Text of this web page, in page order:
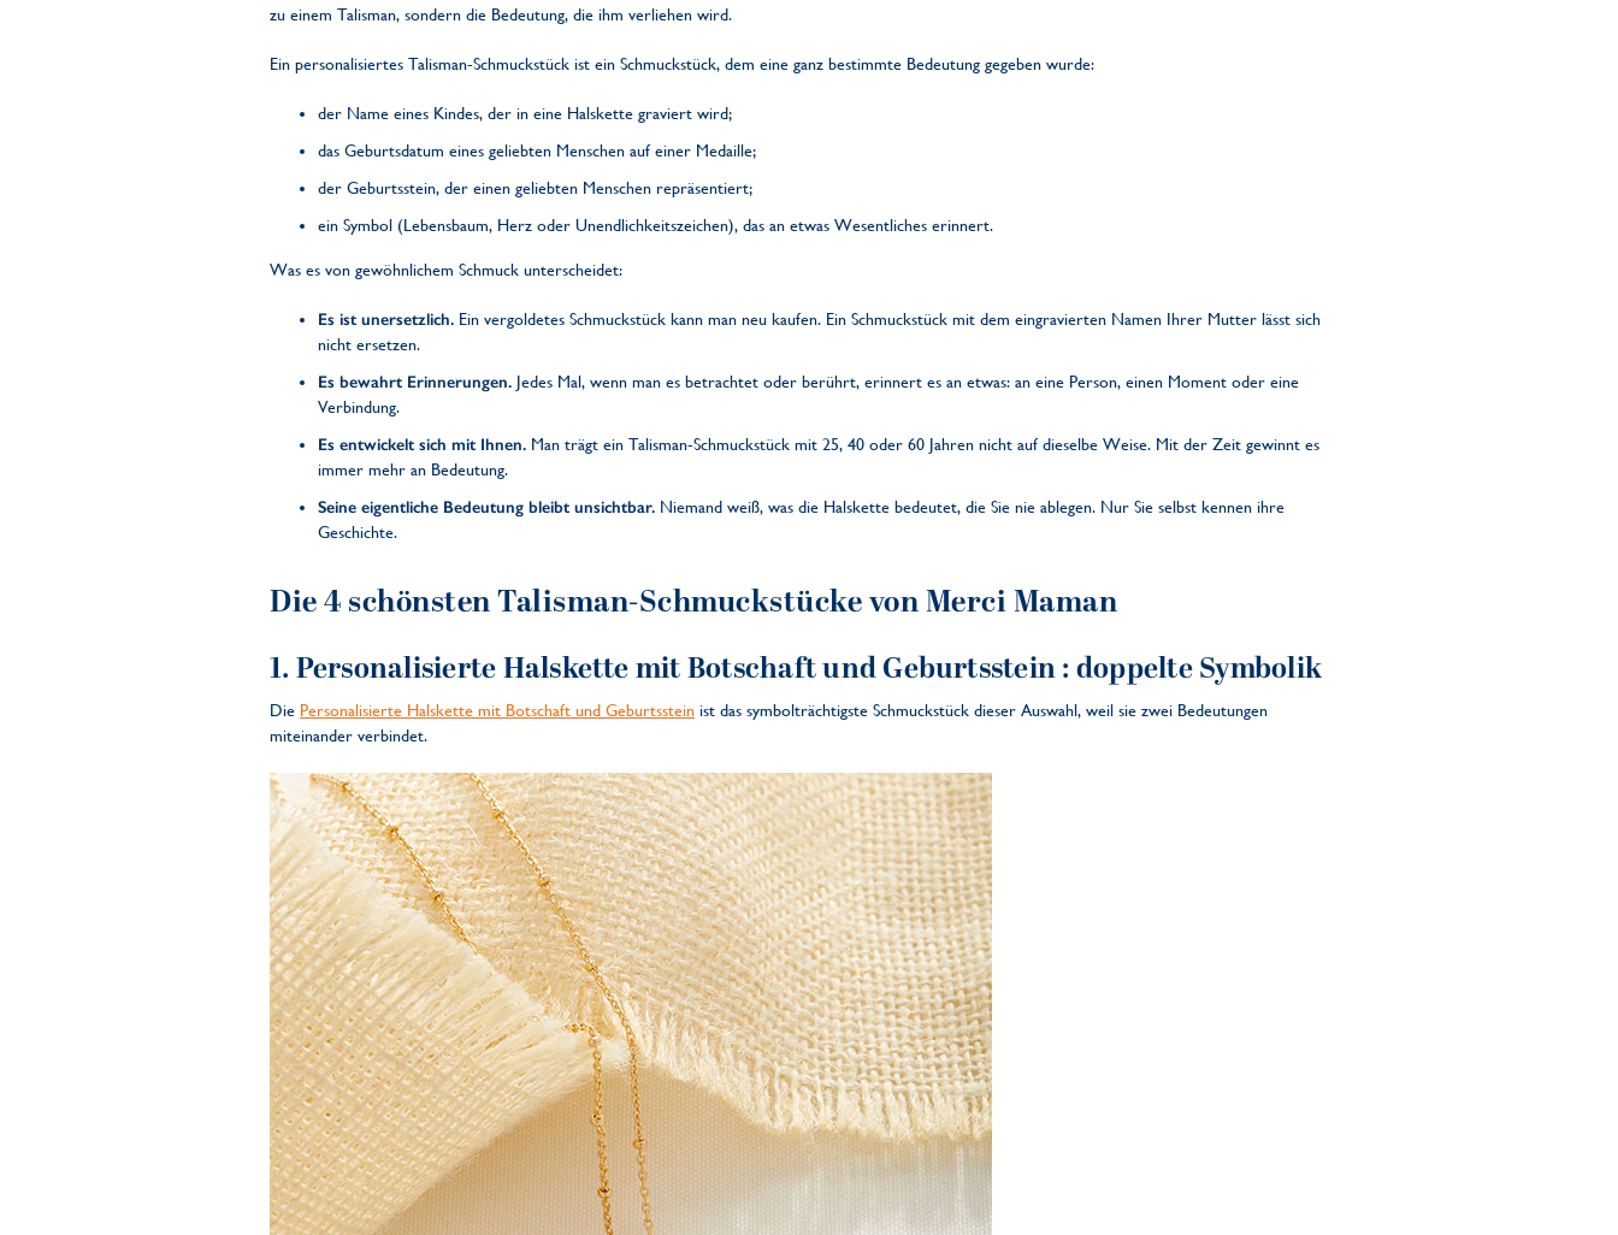
zu einem Talisman, sondern die Bedeutung, die ihm verliehen wird.
Ein personalisiertes Talisman-Schmuckstück ist ein Schmuckstück, dem eine ganz bestimmte Bedeutung gegeben wurde:
der Name eines Kindes, der in eine Halskette graviert wird;
das Geburtsdatum eines geliebten Menschen auf einer Medaille;
der Geburtsstein, der einen geliebten Menschen repräsentiert;
ein Symbol (Lebensbaum, Herz oder Unendlichkeitszeichen), das an etwas Wesentliches erinnert.
Was es von gewöhnlichem Schmuck unterscheidet:
Es ist unersetzlich. Ein vergoldetes Schmuckstück kann man neu kaufen. Ein Schmuckstück mit dem eingravierten Namen Ihrer Mutter lässt sich
nicht ersetzen.
Es bewahrt Erinnerungen. Jedes Mal, wenn man es betrachtet oder berührt, erinnert es an etwas: an eine Person, einen Moment oder eine
Verbindung.
Es entwickelt sich mit Ihnen. Man trägt ein Talisman-Schmuckstück mit 25, 40 oder 60 Jahren nicht auf dieselbe Weise. Mit der Zeit gewinnt es
immer mehr an Bedeutung.
Seine eigentliche Bedeutung bleibt unsichtbar. Niemand weiß, was die Halskette bedeutet, die Sie nie ablegen. Nur Sie selbst kennen ihre
Geschichte.
Die 4 schönsten Talisman-Schmuckstücke von Merci Maman
1.Personalisierte Halskette mit Botschaft und Geburtsstein: doppelte Symbolik
Die Personalisierte Halskette mit Botschaft und Geburtsstein ist das symbolträchtigste Schmuckstück dieser Auswahl, weil sie zwei Bedeutungen
miteinander verbindet.